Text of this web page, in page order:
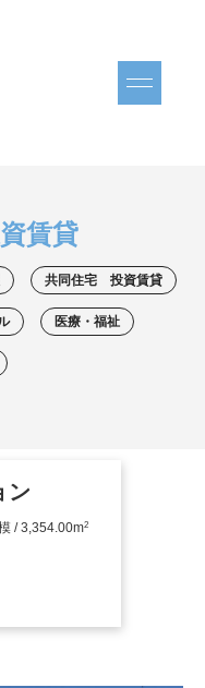
賃貸
共同住宅 投資賃貸
医療・福祉
ン
/ 3,354.00m2